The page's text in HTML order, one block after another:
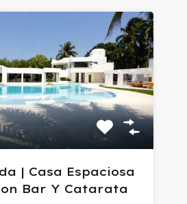
| Casa Espaciosa
Bar Y Catarata